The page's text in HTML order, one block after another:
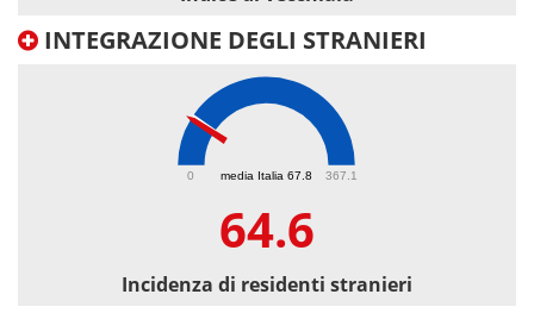
INTEGRAZIONE DEGLI STRANIERI
media Italia 67.8
0 367.1
64.6
Incidenza di residenti stranieri